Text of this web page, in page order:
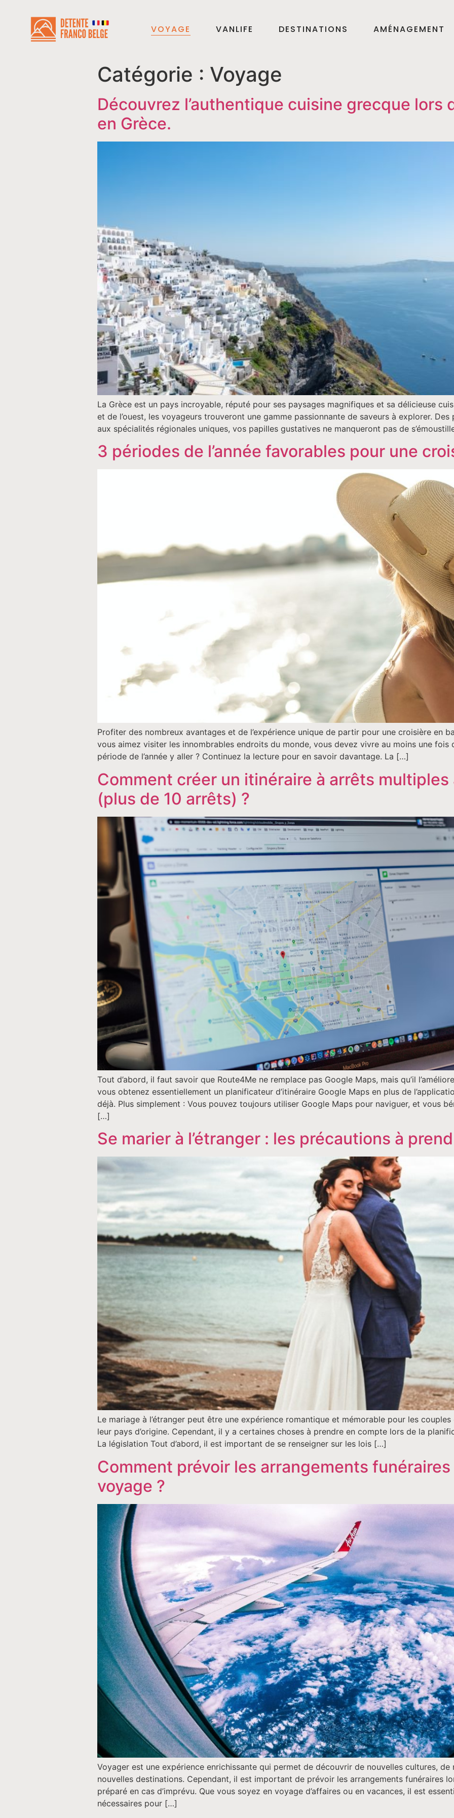
VOYAGE VANLIFE DESTINATIONS AMÉNAGEMENT
Catégorie : Voyage
Découvrez l’authentique cuisine grecque lors
en Grèce.
La Grèce est un pays incroyable, réputé pour ses paysages magnifiques et sa délicieuse
et de l’ouest, les voyageurs trouveront une gamme passionnante de saveurs à explorer.
aux spécialités régionales uniques, vos papilles gustatives ne manqueront pas de
3 périodes de l’année favorables pour une
Profiter des nombreux avantages et de l’expérience unique de partir pour une croisière en
vous aimez visiter les innombrables endroits du monde, vous devez vivre au moins une fois
période de l’année y aller ? Continuez la lecture pour en savoir davantage. La […]
Comment créer un itinéraire à arrêts
(plus de 10 arrêts) ?
Tout d’abord, il faut savoir que Route4Me ne remplace pas Google Maps, mais qu’il
vous obtenez essentiellement un planificateur d’itinéraire Google Maps en plus de
déjà. Plus simplement : Vous pouvez toujours utiliser Google Maps pour naviguer, et vous
[…]
Se marier à l’étranger : les précautions à
Le mariage à l’étranger peut être une expérience romantique et mémorable pour les
leur pays d’origine. Cependant, il y a certaines choses à prendre en compte lors de la
La législation Tout d’abord, il est important de se renseigner sur les lois […]
Comment prévoir les arrangements funéraires
voyage ?
Voyager est une expérience enrichissante qui permet de découvrir de nouvelles cultures, de
nouvelles destinations. Cependant, il est important de prévoir les arrangements funéraires
préparé en cas d’imprévu. Que vous soyez en voyage d’affaires ou en vacances, il est
nécessaires pour […]